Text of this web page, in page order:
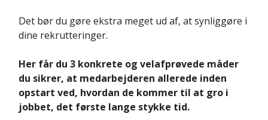
Det bør du gøre ekstra meget ud af, at synliggøre i
dine rekrutteringer.
Her får du 3 konkrete og velafprøvede måder
du sikrer, at medarbejderen allerede inden
opstart ved, hvordan de kommer til at gro i
jobbet, det første lange stykke tid.